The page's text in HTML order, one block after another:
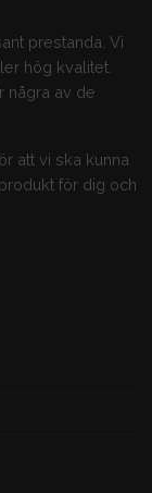
prestanda. Vi
hög kvalitet.
några av de
att vi ska kunna
för dig och